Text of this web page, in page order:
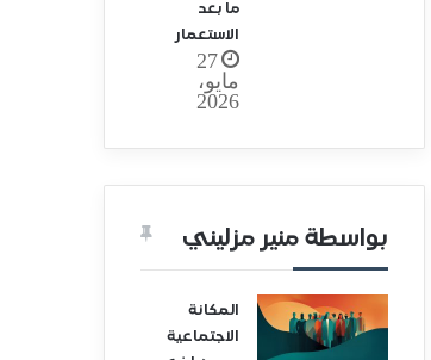
ما بعد
الاستعمار
27
مايو،
2026
بواسطة منير مزليني
المكانة
الاجتماعية